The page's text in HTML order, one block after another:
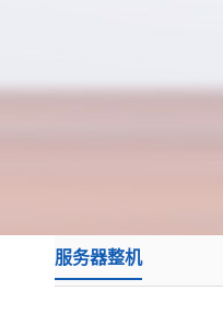
服务器整机